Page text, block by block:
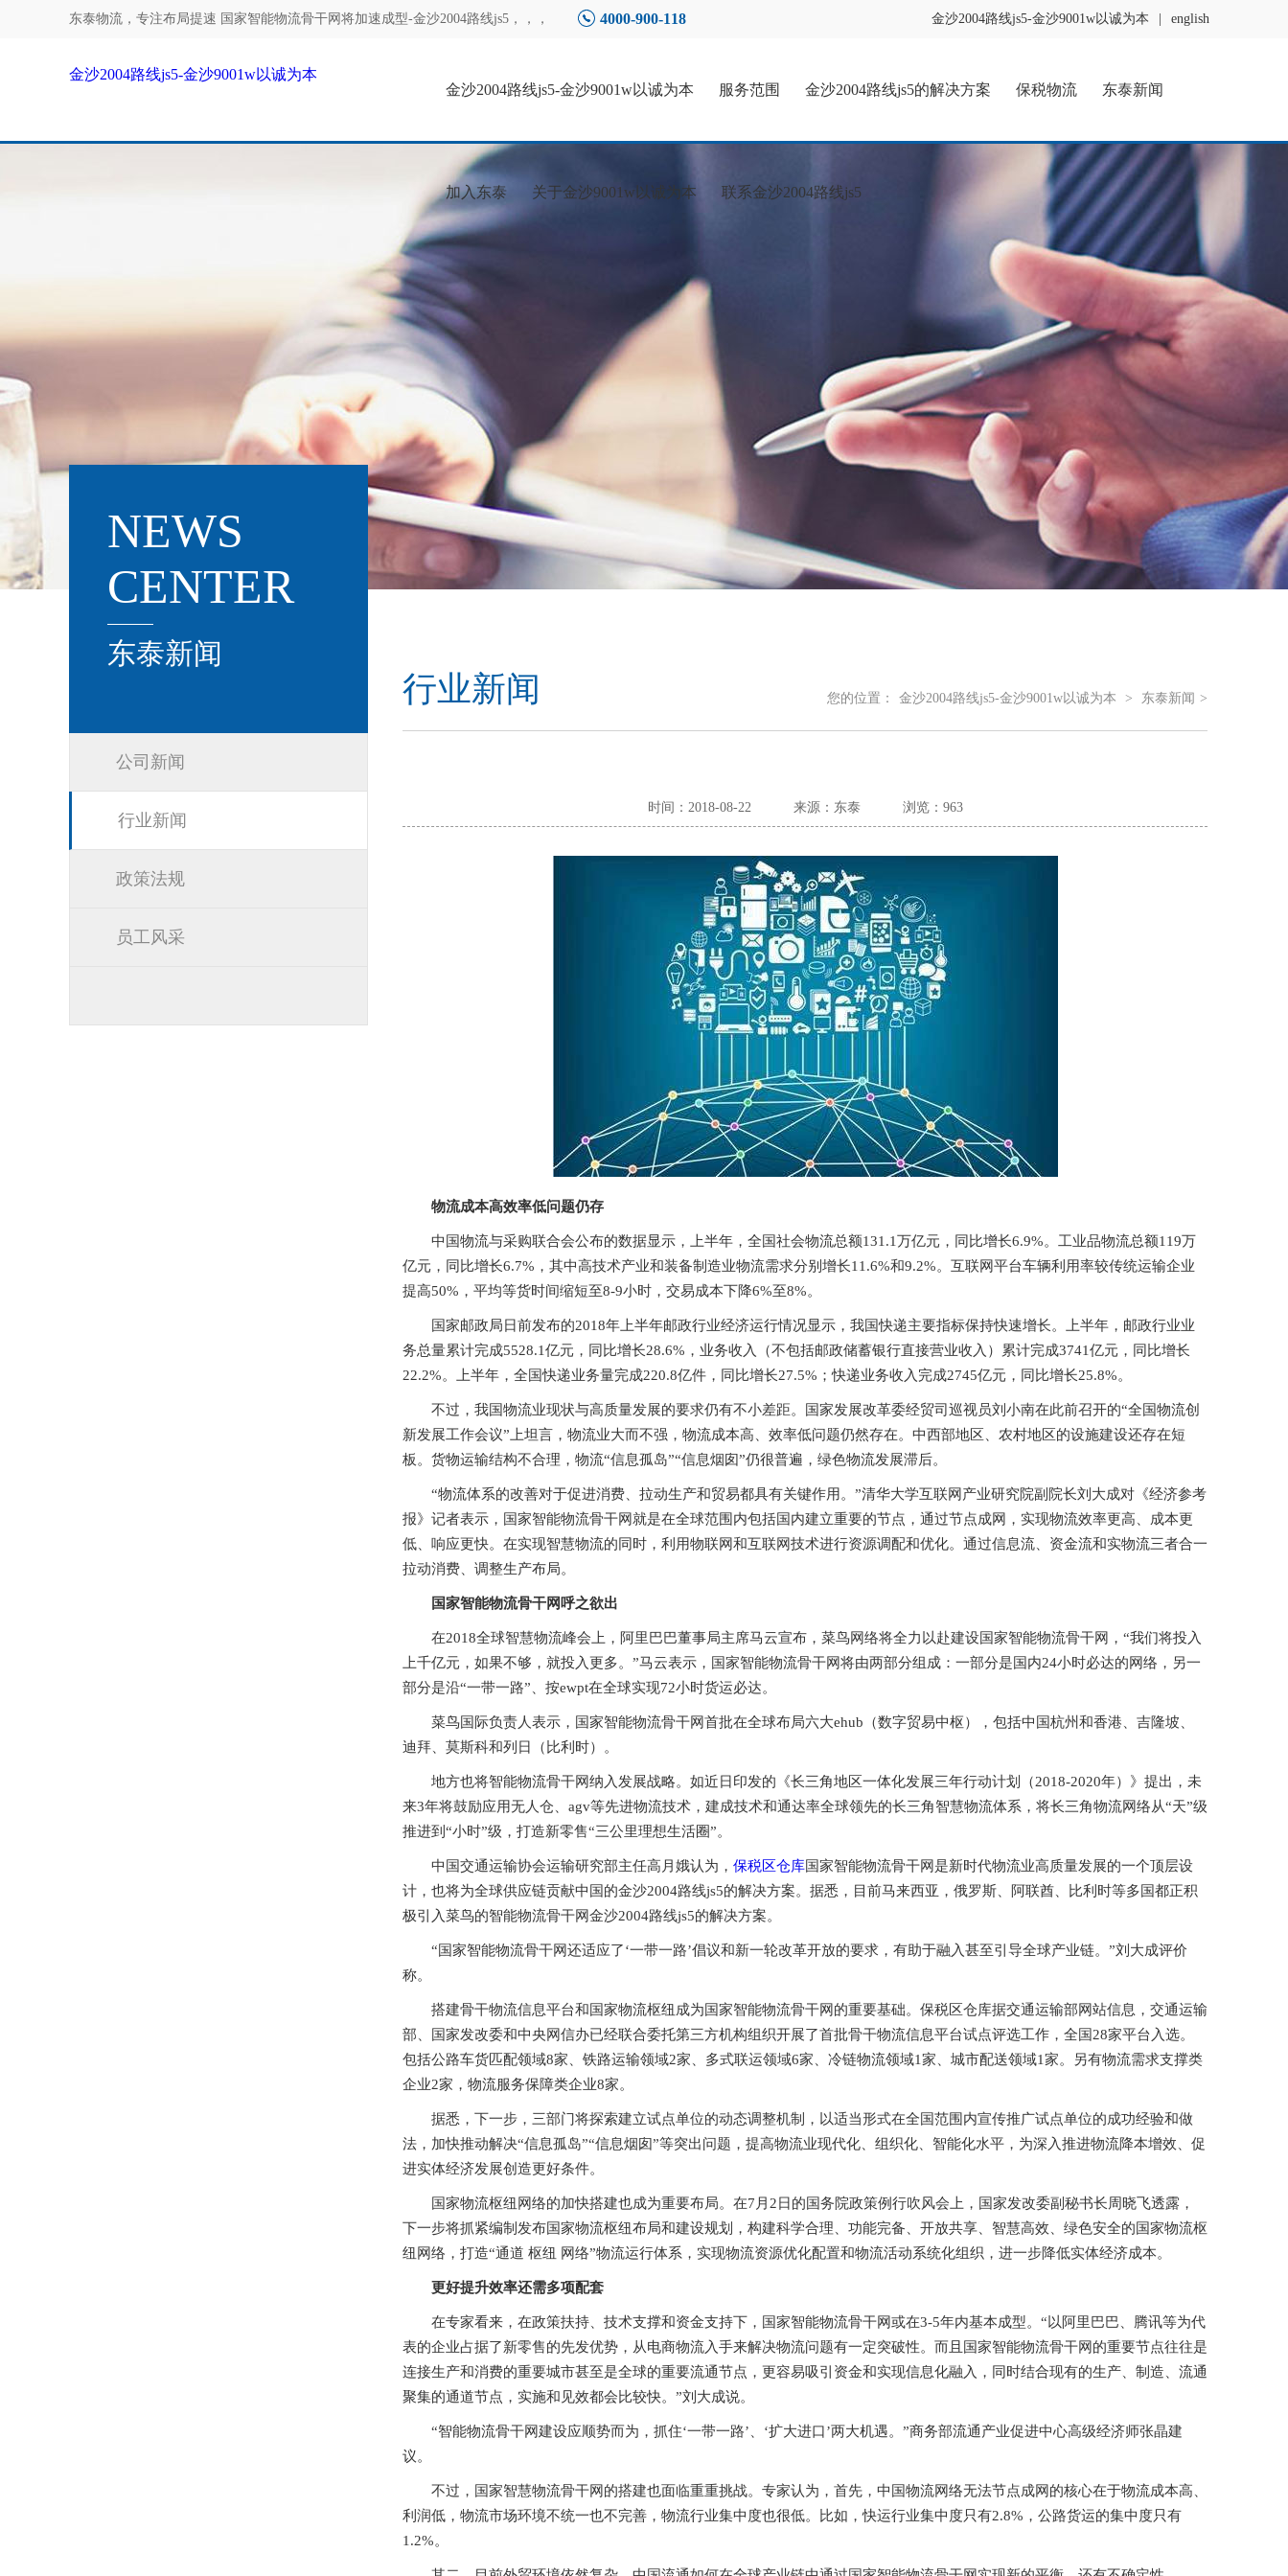
东泰物流，专注布局提速 国家智能物流骨干网将加速成型-金沙2004路线js5 ，，， 4000-900-118 金沙2004路线js5-金沙9001w以诚为本 english
金沙2004路线js5-金沙9001w以诚为本
金沙2004路线js5-金沙9001w以诚为本
服务范围 金沙2004路线js5的解决方案 保税物流 东泰新闻
加入东泰 关于金沙9001w以诚为本 联系金沙2004路线js5
NEWS
CENTER
东泰新闻
公司新闻
行业新闻
政策法规
员工风采
行业新闻 您的位置： 金沙2004路线js5-金沙9001w以诚为本 > 东泰新闻 >
时间：2018-08-22 来源：东泰 浏览：963
物流成本高效率低问题仍存
中国物流与采购联合会公布的数据显示，上半年，全国社会物流总额131.1万亿元，同比增长6.9%。工业品物流总额119万
亿元，同比增长6.7%，其中高技术产业和装备制造业物流需求分别增长11.6%和9.2%。互联网平台车辆利用率较传统运输企业
提高50%，平均等货时间缩短至8-9小时，交易成本下降6%至8%。
国家邮政局日前发布的2018年上半年邮政行业经济运行情况显示，我国快递主要指标保持快速增长。上半年，邮政行业业
务总量累计完成5528.1亿元，同比增长28.6%，业务收入（不包括邮政储蓄银行直接营业收入）累计完成3741亿元，同比增长
22.2%。上半年，全国快递业务量完成220.8亿件，同比增长27.5%；快递业务收入完成2745亿元，同比增长25.8%。
不过，我国物流业现状与高质量发展的要求仍有不小差距。国家发展改革委经贸司巡视员刘小南在此前召开的“全国物流创
新发展工作会议”上坦言，物流业大而不强，物流成本高、效率低问题仍然存在。中西部地区、农村地区的设施建设还存在短
板。货物运输结构不合理，物流“信息孤岛”“信息烟囱”仍很普遍，绿色物流发展滞后。
“物流体系的改善对于促进消费、拉动生产和贸易都具有关键作用。”清华大学互联网产业研究院副院长刘大成对《经济参考
报》记者表示，国家智能物流骨干网就是在全球范围内包括国内建立重要的节点，通过节点成网，实现物流效率更高、成本更
低、响应更快。在实现智慧物流的同时，利用物联网和互联网技术进行资源调配和优化。通过信息流、资金流和实物流三者合一
拉动消费、调整生产布局。
国家智能物流骨干网呼之欲出
在2018全球智慧物流峰会上，阿里巴巴董事局主席马云宣布，菜鸟网络将全力以赴建设国家智能物流骨干网，“我们将投入
上千亿元，如果不够，就投入更多。”马云表示，国家智能物流骨干网将由两部分组成：一部分是国内24小时必达的网络，另一
部分是沿“一带一路”、按ewpt在全球实现72小时货运必达。
菜鸟国际负责人表示，国家智能物流骨干网首批在全球布局六大ehub（数字贸易中枢），包括中国杭州和香港、吉隆坡、
迪拜、莫斯科和列日（比利时）。
地方也将智能物流骨干网纳入发展战略。如近日印发的《长三角地区一体化发展三年行动计划（2018-2020年）》提出，未
来3年将鼓励应用无人仓、agv等先进物流技术，建成技术和通达率全球领先的长三角智慧物流体系，将长三角物流网络从“天”级
推进到“小时”级，打造新零售“三公里理想生活圈”。
中国交通运输协会运输研究部主任高月娥认为， 保税区仓库国家智能物流骨干网是新时代物流业高质量发展的一个顶层设
计，也将为全球供应链贡献中国的金沙2004路线js5的解决方案。据悉，目前马来西亚，俄罗斯、阿联酋、比利时等多国都正积
极引入菜鸟的智能物流骨干网金沙2004路线js5的解决方案。
“国家智能物流骨干网还适应了‘一带一路’倡议和新一轮改革开放的要求，有助于融入甚至引导全球产业链。”刘大成评价
称。
搭建骨干物流信息平台和国家物流枢纽成为国家智能物流骨干网的重要基础。保税区仓库据交通运输部网站信息，交通运输
部、国家发改委和中央网信办已经联合委托第三方机构组织开展了首批骨干物流信息平台试点评选工作，全国28家平台入选。
包括公路车货匹配领域8家、铁路运输领域2家、多式联运领域6家、冷链物流领域1家、城市配送领域1家。另有物流需求支撑类
企业2家，物流服务保障类企业8家。
据悉，下一步，三部门将探索建立试点单位的动态调整机制，以适当形式在全国范围内宣传推广试点单位的成功经验和做
法，加快推动解决“信息孤岛”“信息烟囱”等突出问题，提高物流业现代化、组织化、智能化水平，为深入推进物流降本增效、促
进实体经济发展创造更好条件。
国家物流枢纽网络的加快搭建也成为重要布局。在7月2日的国务院政策例行吹风会上，国家发改委副秘书长周晓飞透露，
下一步将抓紧编制发布国家物流枢纽布局和建设规划，构建科学合理、功能完备、开放共享、智慧高效、绿色安全的国家物流枢
纽网络，打造“通道 枢纽 网络”物流运行体系，实现物流资源优化配置和物流活动系统化组织，进一步降低实体经济成本。
更好提升效率还需多项配套
在专家看来，在政策扶持、技术支撑和资金支持下，国家智能物流骨干网或在3-5年内基本成型。“以阿里巴巴、腾讯等为代
表的企业占据了新零售的先发优势，从电商物流入手来解决物流问题有一定突破性。而且国家智能物流骨干网的重要节点往往是
连接生产和消费的重要城市甚至是全球的重要流通节点，更容易吸引资金和实现信息化融入，同时结合现有的生产、制造、流通
聚集的通道节点，实施和见效都会比较快。”刘大成说。
“智能物流骨干网建设应顺势而为，抓住‘一带一路’、‘扩大进口’两大机遇。”商务部流通产业促进中心高级经济师张晶建
议。
不过，国家智慧物流骨干网的搭建也面临重重挑战。专家认为，首先，中国物流网络无法节点成网的核心在于物流成本高、
利润低，物流市场环境不统一也不完善，物流行业集中度也很低。比如，快运行业集中度只有2.8%，公路货运的集中度只有
1.2%。